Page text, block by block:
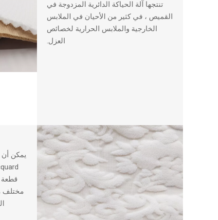
تنتجها آلة الحياكة الدائرية المزدوجة في
القميص ، في كثير من الأحيان في الملابس
الخارجية والملابس الحرارية لخصائص
العزل.
مختلف